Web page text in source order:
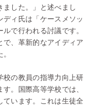
ました。」と述べまし
ィ氏は「ケースメソッ
で行われる討議です。
、革新的なアイディア
の教員の指導力向上研
。国際高等学校では、
います。これは生徒全